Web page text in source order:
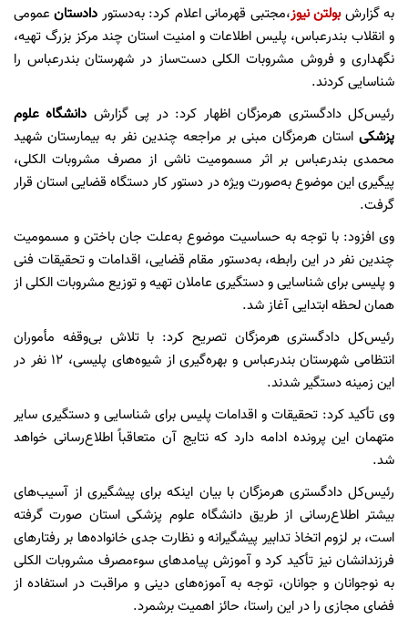
به گزارشبولتن نیوز،مجتبی قهرمانی اعلام کرد: به‌دستور دادستانعمومی
و انقلاب بندرعباس، پلیس اطلاعات و امنیت استان چند مرکز بزرگ تهیه،
نگهداری و فروش مشروبات الکلی دست‌ساز در شهرستان بندرعباس را
شناسایی کردند.
رئیس‌کل دادگستری هرمزگان اظهار کرد: در پی گزارش دانشگاه علوم
پزشکی استان هرمزگان مبنی بر مراجعه چندین نفر به بیمارستان شهید
محمدی بندرعباس بر اثر مسمومیت ناشی از مصرف مشروبات الکلی،
پیگیری این موضوع به‌صورت ویژه در دستور کار دستگاه قضایی استان قرار
گرفت.
وی افزود: با توجه به حساسیت موضوع به‌علت جان باختن و مسمومیت
چندین نفر در این رابطه، به‌دستور مقام قضایی، اقدامات و تحقیقات فنی
و پلیسی برای شناسایی و دستگیری عاملان تهیه و توزیع مشروبات الکلی از
همان لحظه ابتدایی آغاز شد.
رئیس‌کل دادگستری هرمزگان تصریح کرد: با تلاش بی‌وقفه مأموران
انتظامی شهرستان بندرعباس و بهره‌گیری از شیوه‌های پلیسی، 12 نفر در
این زمینه دستگیر شدند.
وی تأکید کرد: تحقیقات و اقدامات پلیس برای شناسایی و دستگیری سایر
متهمان این پرونده ادامه دارد که نتایج آن متعاقباً اطلاع‌رسانی خواهد
شد.
رئیس‌کل دادگستری هرمزگان با بیان اینکه برای پیشگیری از آسیب‌های
بیشتر اطلاع‌رسانی از طریق دانشگاه علوم پزشکی استان صورت گرفته
است، بر لزوم اتخاذ تدابیر پیشگیرانه و نظارت جدی خانواده‌ها بر رفتارهای
فرزندانشان نیز تأکید کرد و آموزش پیامدهای سوءمصرف مشروبات الکلی
به نوجوانان و جوانان، توجه به آموزه‌های دینی و مراقبت در استفاده از
فضای مجازی را در این راستا، حائز اهمیت برشمرد.